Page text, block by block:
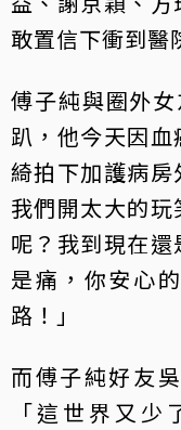
敢置信下衝到醫
傅子純與圈外
趴，他今天因
綺拍下加護病
我們開太大的
呢？我到現在
是痛，你安心
路！」
而傅子純好友
「這世界又